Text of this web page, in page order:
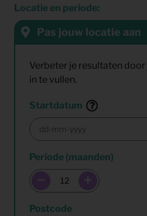
Locatie en periode:
Pas jouw locatie aan
Verbeter je resultaten
in te vullen.
Startdatum
Periode (maanden)
Postcode